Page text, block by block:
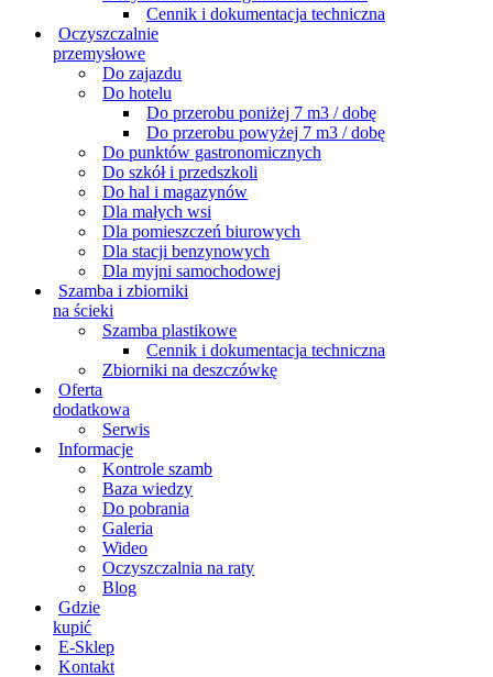
Cennik i dokumentacja techniczna
Oczyszczalnie
przemysłowe
Do zajazdu
Do hotelu
Do przerobu poniżej 7 m3 / dobę
Do przerobu powyżej 7 m3 / dobę
Do punktów gastronomicznych
Do szkół i przedszkoli
Do hal i magazynów
Dla małych wsi
Dla pomieszczeń biurowych
Dla stacji benzynowych
Dla myjni samochodowej
Szamba i zbiorniki
na ścieki
Szamba plastikowe
Cennik i dokumentacja techniczna
Zbiorniki na deszczówkę
Oferta
dodatkowa
Serwis
Informacje
Kontrole szamb
Baza wiedzy
Do pobrania
Galeria
Wideo
Oczyszczalnia na raty
Blog
Gdzie
kupić
E-Sklep
Kontakt